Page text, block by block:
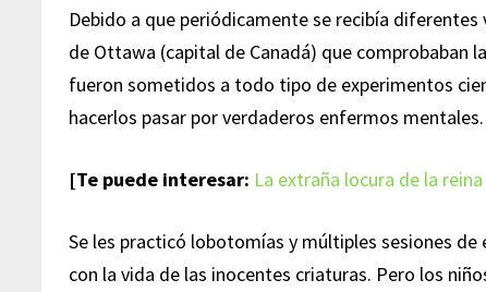
Debido a que periódicamente se recibía
de Ottawa (capital de Canadá) que comprobaban
fueron sometidos a todo tipo de experimentos
hacerlos pasar por verdaderos enfermos mentales.
[Te puede interesar: La extraña locura de la
Se les practicó lobotomías y múltiples sesiones
con la vida de las inocentes criaturas. Pero los